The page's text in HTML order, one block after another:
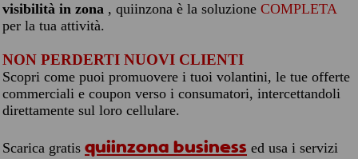
visibilità in zona , quiinzona è la soluzione COMPLETA
per la tua attività.
NON PERDERTI NUOVI CLIENTI
Scopri come puoi promuovere i tuoi volantini, le tue offerte
commerciali e coupon verso i consumatori, intercettandoli
direttamente sul loro cellulare.
Scarica gratis quiinzona business ed usa i servizi